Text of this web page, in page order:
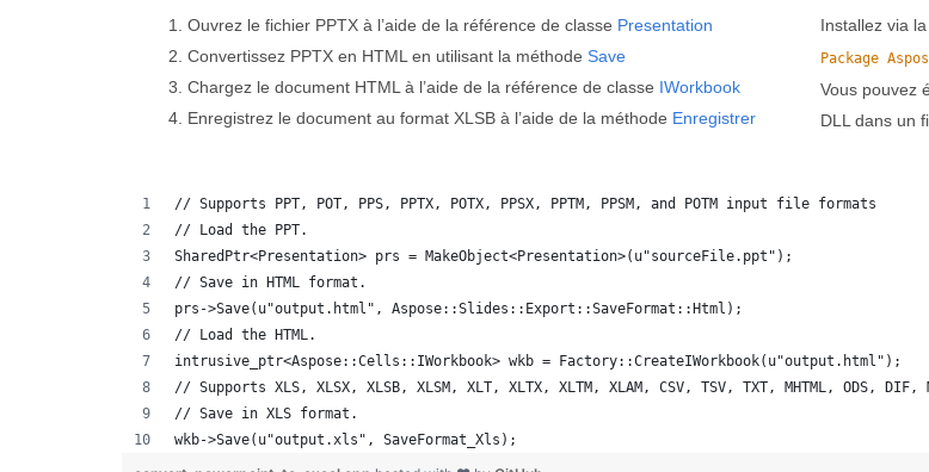
Ouvrez le fichier PPTX à l’aide de la référence de classe Presentation
Convertissez PPTX en HTML en utilisant la méthode Save
Chargez le document HTML à l’aide de la référence de classe IWorkbook
Enregistrez le document au format XLSB à l’aide de la méthode Enregistrer
Installez via
Package
Vous pouvez
DLL dans un
// Supports PPT, POT, PPS, PPTX, POTX, PPSX, PPTM, PPSM, and POTM input file formats
// Load the PPT.
SharedPtr<Presentation> prs = MakeObject<Presentation>(u"sourceFile.ppt");
// Save in HTML format.
prs->Save(u"output.html", Aspose::Slides::Export::SaveFormat::Html);
// Load the HTML.
intrusive_ptr<Aspose::Cells::IWorkbook> wkb = Factory::CreateIWorkbook(u"output.html");
// Supports XLS, XLSX, XLSB, XLSM, XLT, XLTX, XLTM, XLAM, CSV, TSV, TXT, MHTML, ODS, DIF,
// Save in XLS format.
wkb->Save(u"output.xls", SaveFormat_Xls);